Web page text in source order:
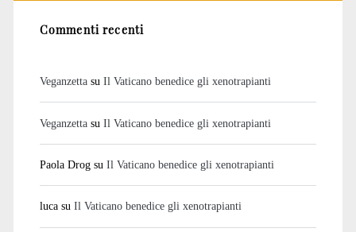
Commenti recenti
Veganzettasu Il Vaticano benedice gli xenotrapianti
Veganzettasu Il Vaticano benedice gli xenotrapianti
Paola Drogsu Il Vaticano benedice gli xenotrapianti
lucasu Il Vaticano benedice gli xenotrapianti